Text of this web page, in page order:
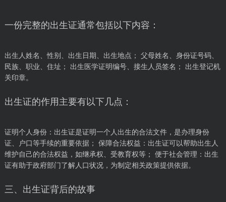
一份完整的出生证通常包括以下内容：
出生人姓名、性别、出生日期、出生地点； 父母姓名、身份证号码、
民族、职业、住址； 出生医学证明编号、接生人员签名； 出生登记机
关印章。
出生证的作用主要有以下几点：
证明个人身份：出生证是证明一个人出生的合法文件，是办理身份
证、户口等手续的重要依据； 保障合法权益：出生证可以帮助出生人
维护自己的合法权益，如继承权、受教育权等； 便于社会管理：出生
证有助于政府部门了解人口状况，为制定相关政策提供依据。
三、出生证背后的故事